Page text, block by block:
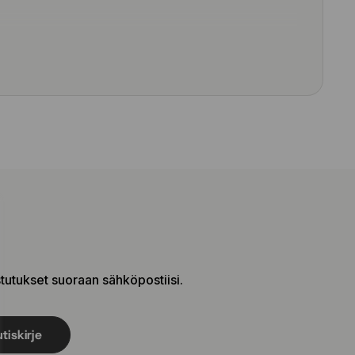
suoraan sähköpostiisi.